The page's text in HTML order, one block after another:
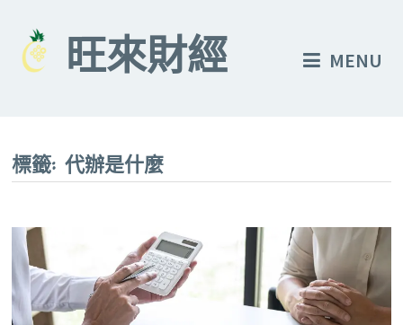
content
旺來財經 MENU
標籤:代辦是什麼